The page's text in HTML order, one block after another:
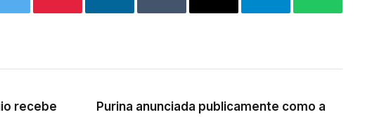
Twitter PinterestLinkedInTumblr Email TelegramWhatsApp
recebe
Purina anunciada publicamente como a